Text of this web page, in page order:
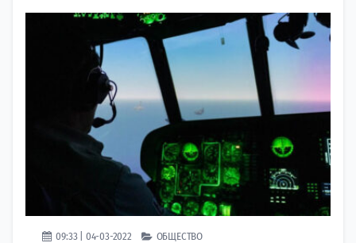
09:33 | 04-03-2022 ОБЩЕСТВО